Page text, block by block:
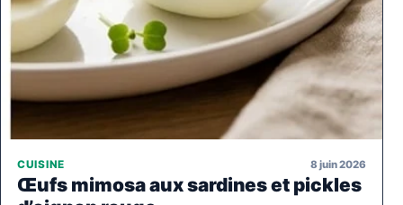
CUISINE 8 juin 2026
Œufs mimosa aux sardines et pickles